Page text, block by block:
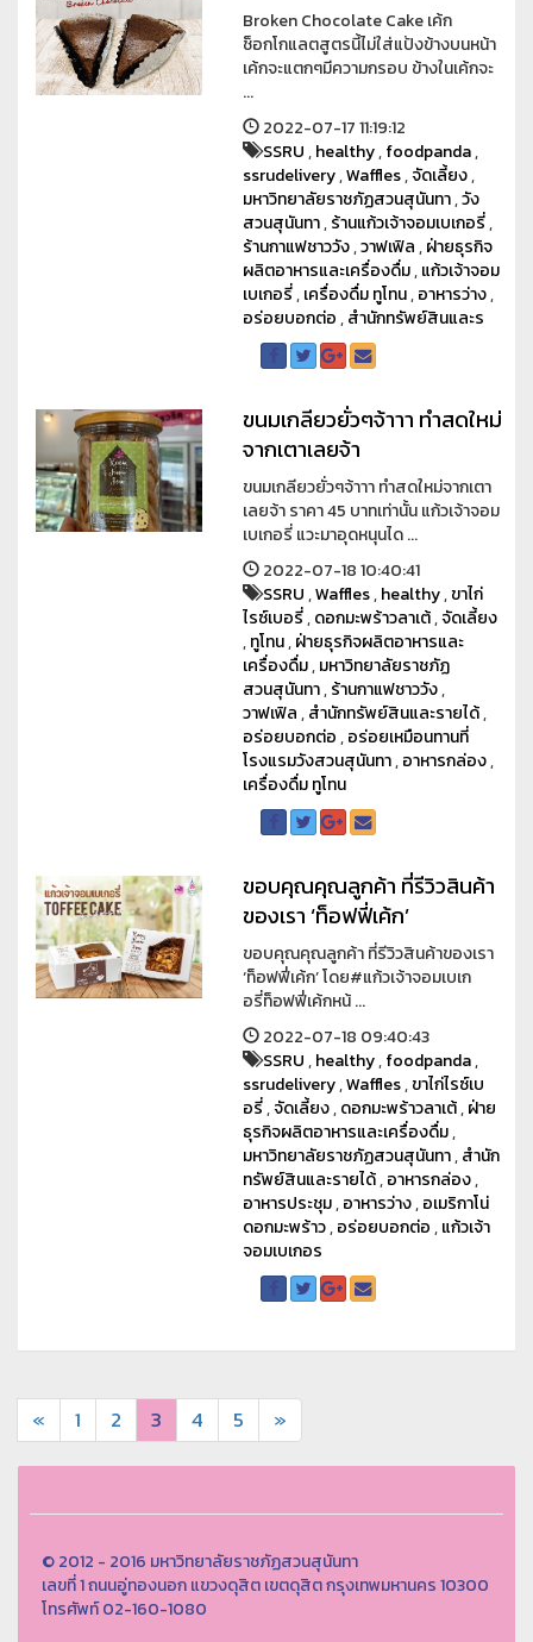
Broken Chocolate Cake เค้ก
ช็อกโกแลตสูตรนี้ไม่ใส่แป้งข้างบนหน้า
เค้กจะแตกๆมีความกรอบ ข้างในเค้กจะ
...
2022-07-17 11:19:12
SSRU,healthy,foodpanda,
ssrudelivery,Waffles,จัดเลี้ยง,
มหาวิทยาลัยราชภัฏสวนสุนันทา,วัง
สวนสุนันทา,ร้านแก้วเจ้าจอมเบเกอรี่,
ร้านกาแฟชาววัง,วาฟเฟิล,ฝ่ายธุรกิจ
ผลิตอาหารและเครื่องดื่ม,แก้วเจ้าจอม
เบเกอรี่,เครื่องดื่ม ทูโทน,อาหารว่าง,
อร่อยบอกต่อ,สำนักทรัพย์สินและร
ขนมเกลียวยั่วๆจ้าาา ทำสดใหม่
จากเตาเลยจ้า
ขนมเกลียวยั่วๆจ้าาา ทำสดใหม่จากเตา
เลยจ้า ราคา 45 บาทเท่านั้น แก้วเจ้าจอม
เบเกอรี่ แวะมาอุดหนุนได ...
2022-07-18 10:40:41
SSRU,Waffles,healthy,ขาไก่
ไรซ์เบอรี่,ดอกมะพร้าวลาเต้,จัดเลี้ยง
,ทูโทน,ฝ่ายธุรกิจผลิตอาหารและ
เครื่องดื่ม,มหาวิทยาลัยราชภัฏ
สวนสุนันทา,ร้านกาแฟชาววัง,
วาฟเฟิล,สำนักทรัพย์สินและรายได้,
อร่อยบอกต่อ,อร่อยเหมือนทานที่
โรงแรมวังสวนสุนันทา,อาหารกล่อง,
เครื่องดื่ม ทูโทน
ขอบคุณคุณลูกค้า ที่รีวิวสินค้า
ของเรา ‘ท็อฟฟี่เค้ก’
ขอบคุณคุณลูกค้า ที่รีวิวสินค้าของเรา
‘ท็อฟฟี่เค้ก’ โดย#แก้วเจ้าจอมเบเก
อรี่ท็อฟฟี่เค้กหน้ ...
2022-07-18 09:40:43
SSRU,healthy,foodpanda,
ssrudelivery,Waffles,ขาไก่ไรซ์เบ
อรี่,จัดเลี้ยง,ดอกมะพร้าวลาเต้,ฝ่าย
ธุรกิจผลิตอาหารและเครื่องดื่ม,
มหาวิทยาลัยราชภัฏสวนสุนันทา,สำนัก
ทรัพย์สินและรายได้,อาหารกล่อง,
อาหารประชุม,อาหารว่าง,อเมริกาโน่
ดอกมะพร้าว,อร่อยบอกต่อ,แก้วเจ้า
จอมเบเกอร
« 1 2 3 4 5 »
© 2012 - 2016 มหาวิทยาลัยราชภัฏสวนสุนันทา
เลขที่ 1 ถนนอู่ทองนอก แขวงดุสิต เขตดุสิต กรุงเทพมหานคร 10300
โทรศัพท์ 02-160-1080